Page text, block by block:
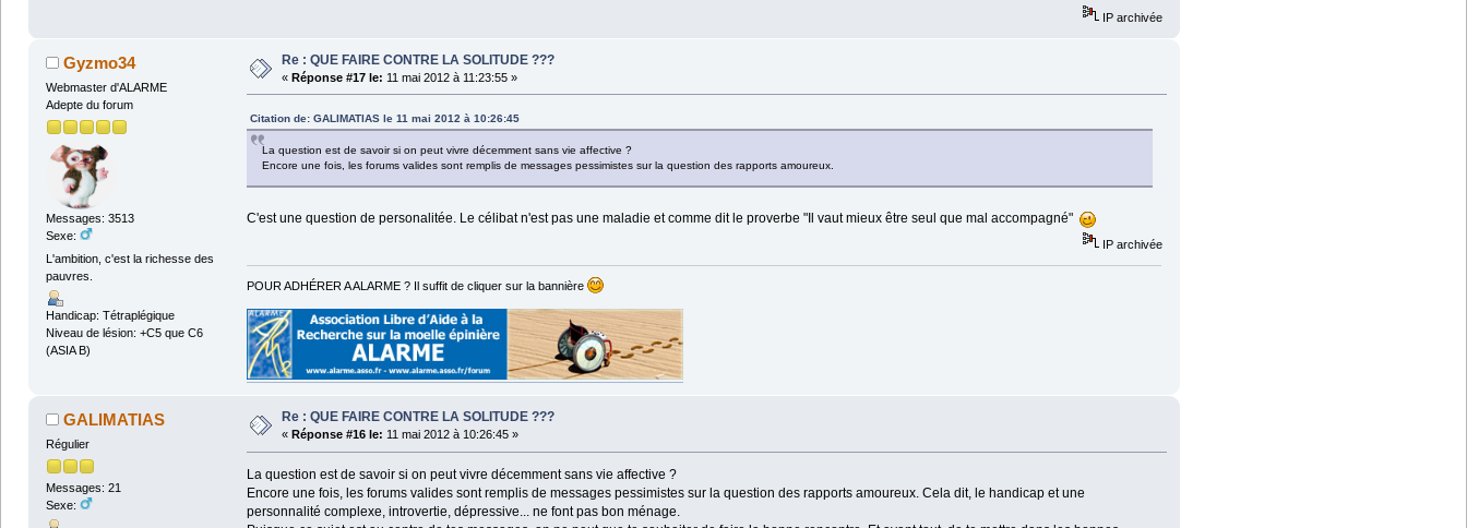
IP archivée
Gyzmo34
Webmaster d'ALARME
Adepte du forum
Messages: 3513
Sexe:
L'ambition, c'est la richesse des
pauvres.
Handicap: Tétraplégique
Niveau de lésion: +C5 que C6
(ASIA B)
Re : QUE FAIRE CONTRE LA SOLITUDE ???
« Réponse #17 le: 11 mai 2012 à 11:23:55 »
Citation de: GALIMATIAS le 11 mai 2012 à 10:26:45
La question est de savoir si on peut vivre décemment sans vie affective ?
Encore une fois, les forums valides sont remplis de messages pessimistes sur la question des rapports amoureux.
C'est une question de personalitée. Le célibat n'est pas une maladie et comme dit le proverbe "Il vaut mieux être seul que mal accompagné"
IP archivée
POUR ADHÉRER A ALARME ? Il suffit de cliquer sur la bannière
GALIMATIAS
Régulier
Messages: 21
Sexe:
Re : QUE FAIRE CONTRE LA SOLITUDE ???
« Réponse #16 le: 11 mai 2012 à 10:26:45 »
La question est de savoir si on peut vivre décemment sans vie affective ?
Encore une fois, les forums valides sont remplis de messages pessimistes sur la question des rapports amoureux. Cela dit, le handicap et une
personnalité complexe, introvertie, dépressive... ne font pas bon ménage.